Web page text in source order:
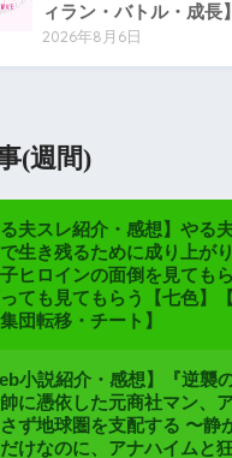
ィラン・バトル・成長】
2026年8月6日
(週間)